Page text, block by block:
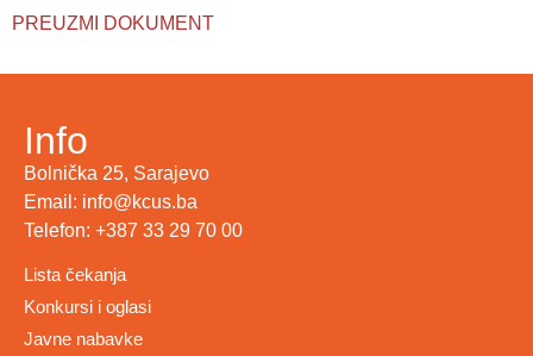
PREUZMI DOKUMENT
Info
Bolnička 25, Sarajevo
Email: info@kcus.ba
Telefon: +387 33 29 70 00
Lista čekanja
Konkursi i oglasi
Javne nabavke